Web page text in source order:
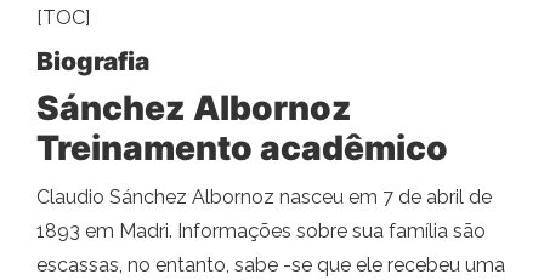
[TOC]
Biografia
Sánchez Albornoz
Treinamento acadêmico
Claudio Sánchez Albornoz nasceu em 7 de abril de
1893 em Madri. Informações sobre sua família são
escassas, no entanto, sabe -se que ele recebeu uma